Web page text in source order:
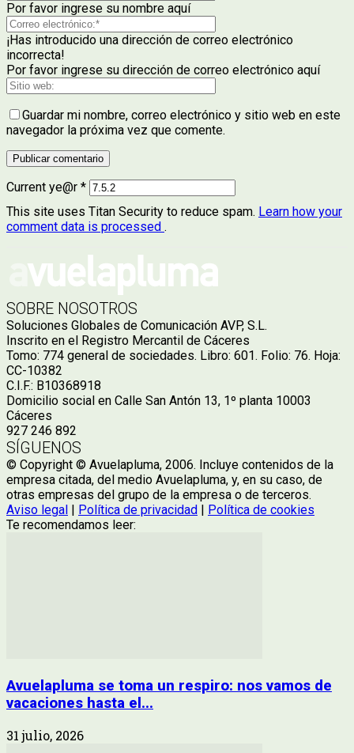
Por favor ingrese su nombre aquí
¡Has introducido una dirección de correo electrónico
incorrecta!
Por favor ingrese su dirección de correo electrónico aquí
Guardar mi nombre, correo electrónico y sitio web en este
navegador la próxima vez que comente.
Current ye@r *
This site uses Titan Security to reduce spam. Learn how your
comment data is processed .
SOBRE NOSOTROS
Soluciones Globales de Comunicación AVP, S.L.
Inscrito en el Registro Mercantil de Cáceres
Tomo: 774 general de sociedades. Libro: 601. Folio: 76. Hoja:
CC-10382
C.I.F.: B10368918
Domicilio social en Calle San Antón 13, 1º planta 10003
Cáceres
927 246 892
SÍGUENOS
© Copyright © Avuelapluma, 2006. Incluye contenidos de la
empresa citada, del medio Avuelapluma, y, en su caso, de
otras empresas del grupo de la empresa o de terceros.
Aviso legal
Política de privacidad
Política de cookies
Te recomendamos leer:
Avuelapluma se toma un respiro: nos vamos de
vacaciones hasta el...
31 julio, 2026